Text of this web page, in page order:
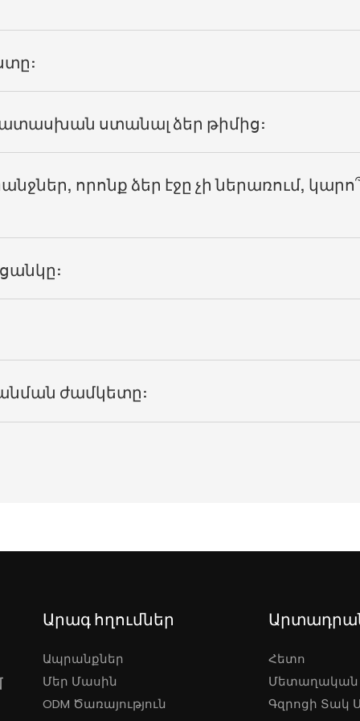
ստանալ ձեր թիմից:
որոնք ձեր էջը չի ներառում,
ժամկետը:
Արագ հղումներ
Ապրանքներ
Մեր Մասին
ODM Ծառայություն
Հետո
Գզրոցի Տակ